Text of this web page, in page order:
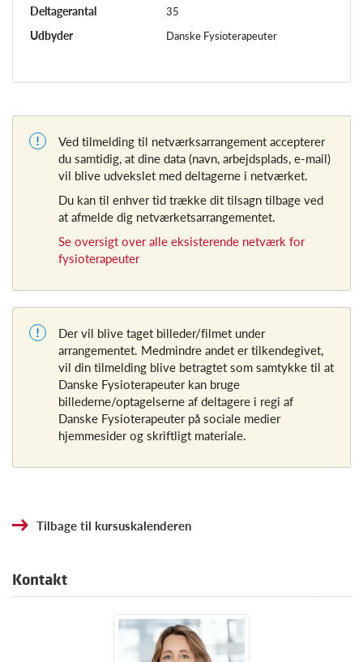
Deltagerantal 35
Udbyder Danske Fysioterapeuter
Ved tilmelding til netværksarrangement accepterer
du samtidig, at dine data (navn, arbejdsplads, e-mail)
vil blive udvekslet med deltagerne i netværket.
Du kan til enhver tid trække dit tilsagn tilbage ved
at afmelde dig netværketsarrangementet.
Se oversigt over alle eksisterende netværk for
fysioterapeuter
Der vil blive taget billeder/filmet under
arrangementet. Medmindre andet er tilkendegivet,
vil din tilmelding blive betragtet som samtykke til at
Danske Fysioterapeuter kan bruge
billederne/optagelserne af deltagere i regi af
Danske Fysioterapeuter på sociale medier
hjemmesider og skriftligt materiale.
Tilbage til kursuskalenderen
Kontakt